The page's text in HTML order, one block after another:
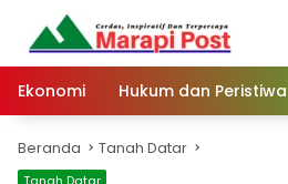
Langsung
konten
Ekonomi
Hukum dan Peristiwa
Beranda Tanah Datar